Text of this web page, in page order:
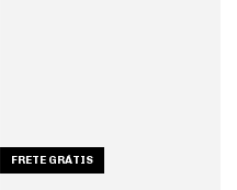
FRETE GRÁTIS